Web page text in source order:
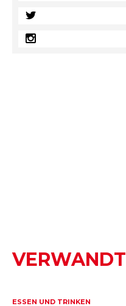
VERWANDT
ESSEN UND TRINKEN